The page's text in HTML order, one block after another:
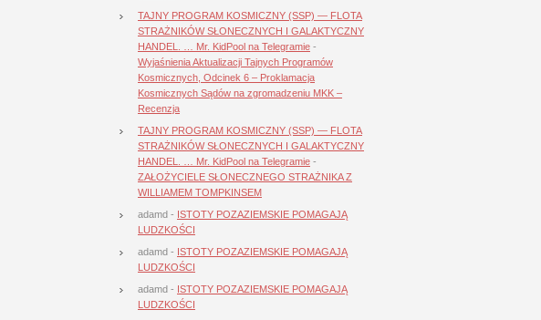
TAJNY PROGRAM KOSMICZNY (SSP) — FLOTA
STRAŻNIKÓW SŁONECZNYCH I GALAKTYCZNY
HANDEL. … Mr. KidPool na Telegramie -
Wyjaśnienia Aktualizacji Tajnych Programów
Kosmicznych, Odcinek 6 – Proklamacja
Kosmicznych Sądów na zgromadzeniu MKK –
Recenzja
TAJNY PROGRAM KOSMICZNY (SSP) — FLOTA
STRAŻNIKÓW SŁONECZNYCH I GALAKTYCZNY
HANDEL. … Mr. KidPool na Telegramie -
ZAŁOŻYCIELE SŁONECZNEGO STRAŻNIKA Z
WILLIAMEM TOMPKINSEM
adamd - ISTOTY POZAZIEMSKIE POMAGAJĄ
LUDZKOŚCI
adamd - ISTOTY POZAZIEMSKIE POMAGAJĄ
LUDZKOŚCI
adamd - ISTOTY POZAZIEMSKIE POMAGAJĄ
LUDZKOŚCI